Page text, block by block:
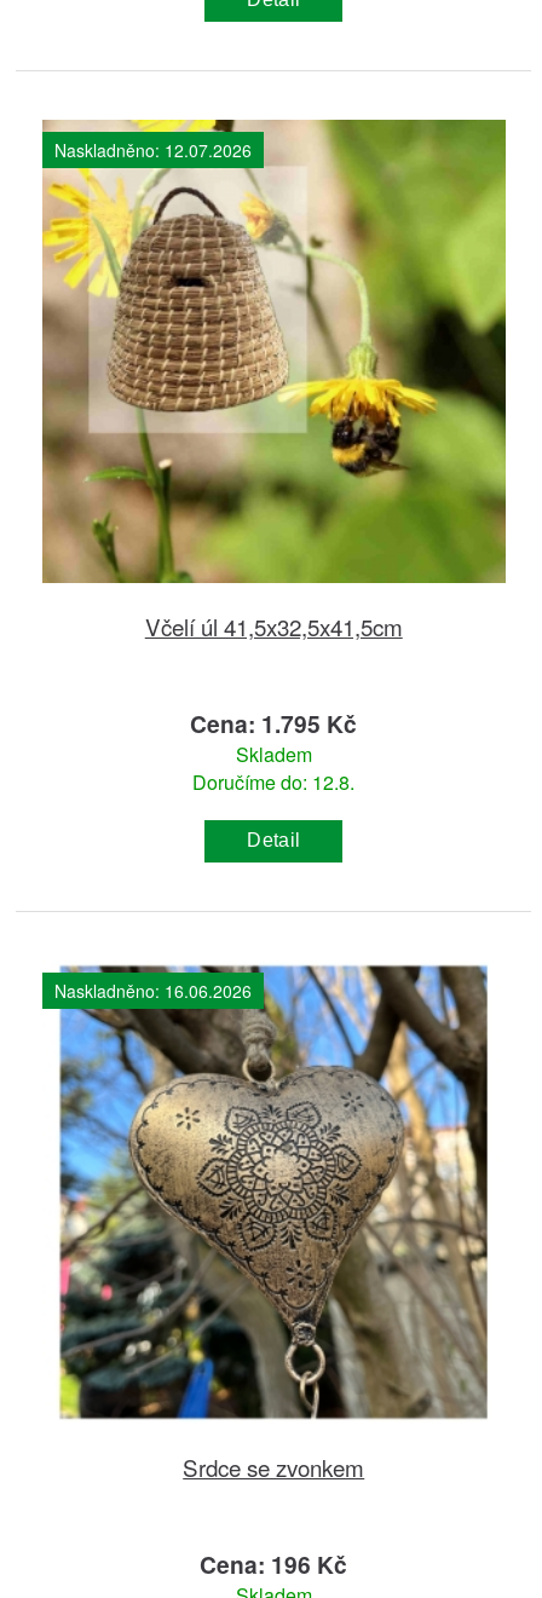
Naskladněno: 12.07.2026
Včelí úl 41,5x32,5x41,5cm
Cena: 1.795 Kč
Skladem
Doručíme do: 12.8.
Detail
Naskladněno: 16.06.2026
Srdce se zvonkem
Cena: 196 Kč